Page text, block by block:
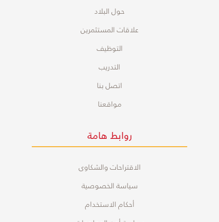
حول البلاد
علاقات المستثمرين
التوظيف
التدريب
اتصل بنا
مواقعنا
روابط هامة
الاقتراحات والشكاوى
سياسة الخصوصية
أحكام الاستخدام